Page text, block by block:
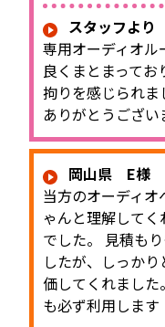
スタッフより
専用オーディオル
良くまとまってお
拘りを感じられ
ありがとうござい
岡山県 E様
当方のオーディオ
ゃんと理解して
でした。 見積も
したが、しっか
価してくれまし
も必ず利用します